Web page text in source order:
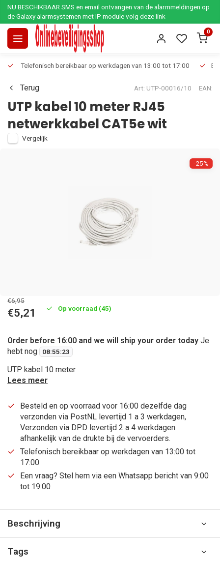
NU BESCHIKBAAR SMS en email ontvangen van de alarmmeldingen op
de Galaxy alarmsystemen met IP module volg deze link
0
Telefonisch bereikbaar op werkdagen van 13:00 tot 17:00
Terug Art: UTP-00016/10 EAN:
UTP kabel 10 meter RJ45
netwerkkabel CAT5e wit
Vergelijk
-25%
€6,95
€5,21 Op voorraad (45)
Order before 16:00 and we will ship your order today Je
hebt nog
08:55:23
UTP kabel 10 meter
Lees meer
Besteld en op voorraad voor 16:00 dezelfde dag
verzonden via PostNL levertijd 1 a 3 werkdagen,
Verzonden via DPD levertijd 2 a 4 werkdagen
afhankelijk van de drukte bij de vervoerders.
Telefonisch bereikbaar op werkdagen van 13:00 tot
17:00
Een vraag? Stel hem via een Whatsapp bericht van 9:00
tot 19:00
Beschrijving
Tags